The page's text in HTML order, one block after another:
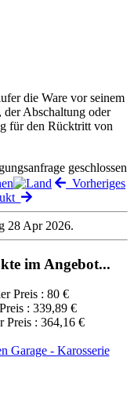
die Ware vor seinem
Abschaltung oder
für den Rücktritt von
geschlossen
Vorheriges
28 Apr 2026.
im Angebot...
Preis : 80 €
: 339,89 €
Preis : 364,16 €
Garage - Karosserie